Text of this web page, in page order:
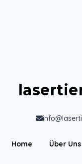
Home Über Uns